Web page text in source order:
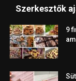
Szerkesztők
9